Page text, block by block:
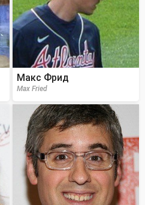
Макс Фрид
Max Fried